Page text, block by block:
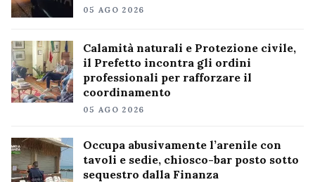
05 AGO 2026
Calamità naturali e Protezione civile,
il Prefetto incontra gli ordini
professionali per rafforzare il
coordinamento
05 AGO 2026
Occupa abusivamente l’arenile con
tavoli e sedie, chiosco-bar posto sotto
sequestro dalla Finanza